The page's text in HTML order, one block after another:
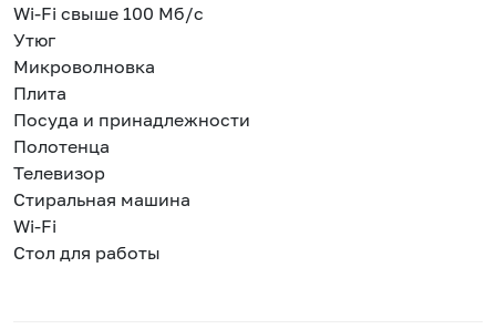
Wi-Fi свыше 100 Мб/с
Утюг
Микроволновка
Плита
Посуда и принадлежности
Полотенца
Телевизор
Стиральная машина
Wi-Fi
Стол для работы